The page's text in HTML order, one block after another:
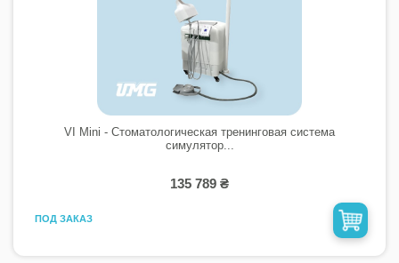
VI Mini - Стоматологическая тренинговая система
симулятор...
135 789 ₴
ПОД ЗАКАЗ